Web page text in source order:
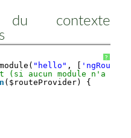
du contexte
?
"hello" , [ 'ngRoute'
(si aucun module n'a
($routeProvider) {